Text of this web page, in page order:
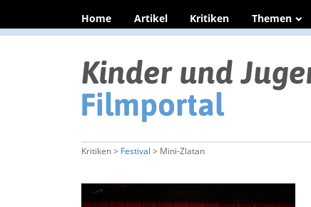
Home Artikel Kritiken Themen
Kritiken > Festival > Mini-Zlatan